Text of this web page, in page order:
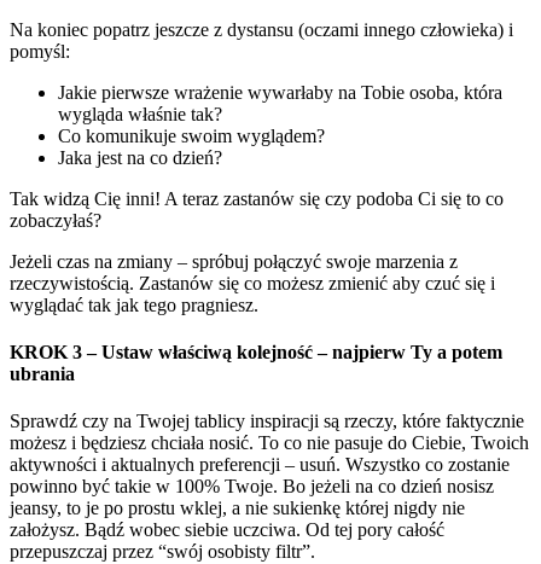
Na koniec popatrz jeszcze z dystansu (oczami innego człowieka) i
pomyśl:
Jakie pierwsze wrażenie wywarłaby na Tobie osoba, która
wygląda właśnie tak?
Co komunikuje swoim wyglądem?
Jaka jest na co dzień?
Tak widzą Cię inni! A teraz zastanów się czy podoba Ci się to co
zobaczyłaś?
Jeżeli czas na zmiany – spróbuj połączyć swoje marzenia z
rzeczywistością. Zastanów się co możesz zmienić aby czuć się i
wyglądać tak jak tego pragniesz.
KROK 3 – Ustaw właściwą kolejność – najpierw Ty a potem
ubrania
Sprawdź czy na Twojej tablicy inspiracji są rzeczy, które faktycznie
możesz i będziesz chciała nosić. To co nie pasuje do Ciebie, Twoich
aktywności i aktualnych preferencji – usuń. Wszystko co zostanie
powinno być takie w 100% Twoje. Bo jeżeli na co dzień nosisz
jeansy, to je po prostu wklej, a nie sukienkę której nigdy nie
założysz. Bądź wobec siebie uczciwa. Od tej pory całość
przepuszczaj przez “swój osobisty filtr”.